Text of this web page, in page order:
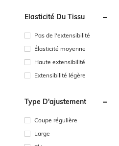
Élasticité Du Tissu
Pas de l'extensibilité
Élasticité moyenne
Haute extensibilité
Extensibilité légère
Type D'ajustement
Coupe régulière
Large